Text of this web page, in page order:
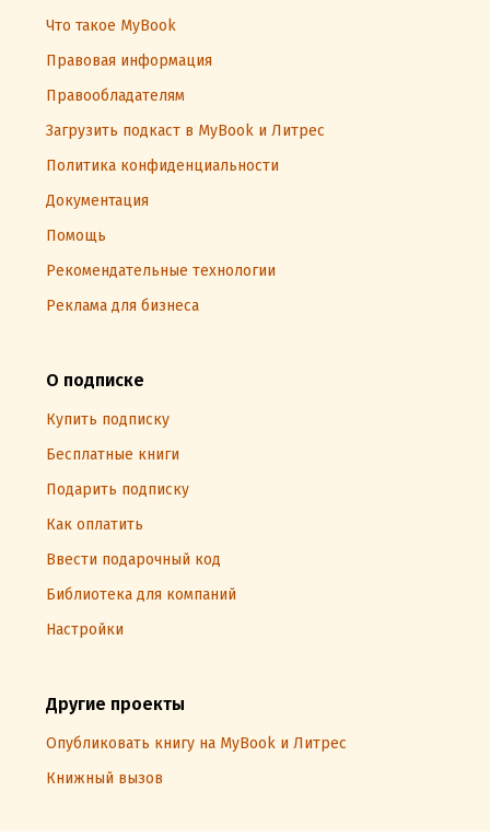
Что такое MyBook
Правовая информация
Правообладателям
Загрузить подкаст в MyBook и Литрес
Политика конфиденциальности
Документация
Помощь
Рекомендательные технологии
Реклама для бизнеса
О подписке
Купить подписку
Бесплатные книги
Подарить подписку
Как оплатить
Ввести подарочный код
Библиотека для компаний
Настройки
Другие проекты
Опубликовать книгу на MyBook и Литрес
Книжный вызов